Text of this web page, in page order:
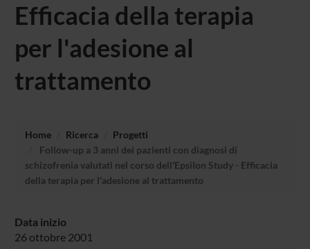
Efficacia della terapia
per l'adesione al
trattamento
Home Ricerca
Progetti
Follow-up a 3 anni dei pazienti con diagnosi di
schizofrenia valutati nel corso dell'Epsilon Study - Efficacia
della terapia per l'adesione al trattamento
Data inizio
26 ottobre 2001